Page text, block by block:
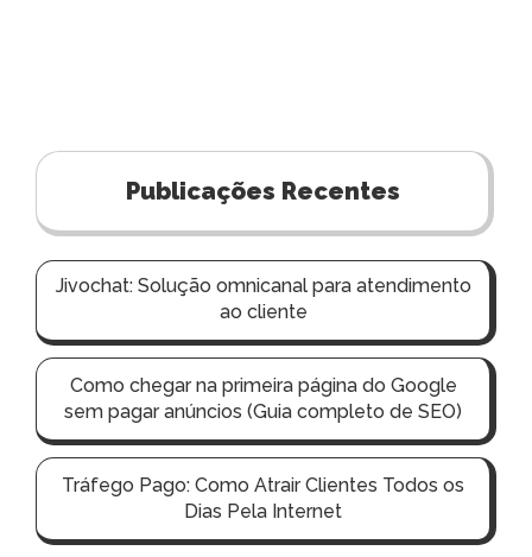
Publicações Recentes
Jivochat: Solução omnicanal para atendimento
ao cliente
Como chegar na primeira página do Google
sem pagar anúncios (Guia completo de SEO)
Tráfego Pago: Como Atrair Clientes Todos os
Dias Pela Internet